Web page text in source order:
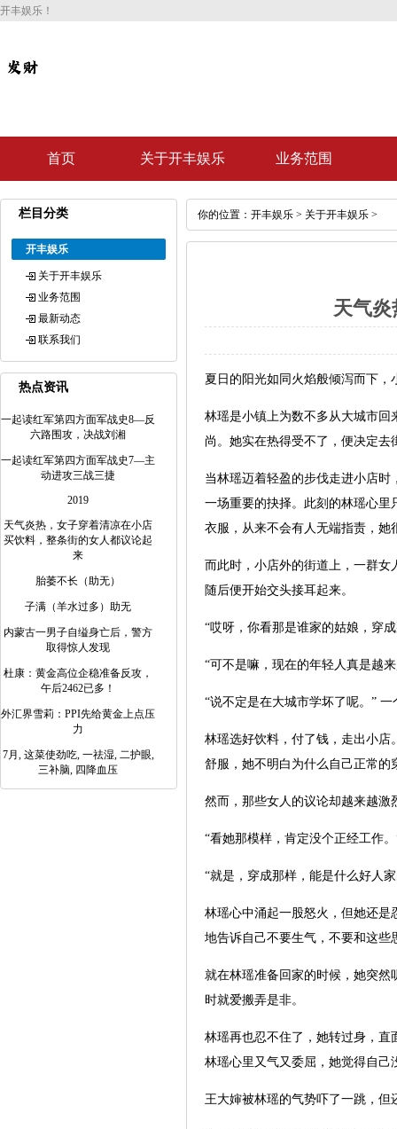
开丰娱乐！
首页 关于开丰娱乐 业务范围
栏目分类
开丰娱乐
关于开丰娱乐
业务范围
最新动态
联系我们
热点资讯
一起读红军第四方面军战史8—反
六路围攻，决战刘湘
一起读红军第四方面军战史7—主
动进攻三战三捷
2019
天气炎热，女子穿着清凉在小店
买饮料，整条街的女人都议论起
来
胎萎不长（助无）
子满（羊水过多）助无
内蒙古一男子自缢身亡后，警方
取得惊人发现
杜康：黄金高位企稳准备反攻，
午后2462已多！
外汇界雪莉：PPI先给黄金上点压
力
7月, 这菜使劲吃, 一祛湿, 二护眼,
三补脑, 四降血压
你的位置： 开丰娱乐 > 关于开丰娱乐 >
天气
夏日的阳光如同火焰般倾泻而下
林瑶是小镇上为数不多从大城市
尚。她实在热得受不了，便决定
当林瑶迈着轻盈的步伐走进小店
一场重要的抉择。此刻的林瑶心
衣服，从来不会有人无端指责，她
而此时，小店外的街道上，一群
随后便开始交头接耳起来。
“哎呀，你看那是谁家的姑娘，穿
“可不是嘛，现在的年轻人真是越
“说不定是在大城市学坏了呢。”
林瑶选好饮料，付了钱，走出小
舒服，她不明白为什么自己正常
然而，那些女人的议论却越来越激
“看她那模样，肯定没个正经工作。
“就是，穿成那样，能是什么好人
林瑶心中涌起一股怒火，但她还
地告诉自己不要生气，不要和这些
就在林瑶准备回家的时候，她突然
时就爱搬弄是非。
林瑶再也忍不住了，她转过身，直
林瑶心里又气又委屈，她觉得自
王大婶被林瑶的气势吓了一跳，但